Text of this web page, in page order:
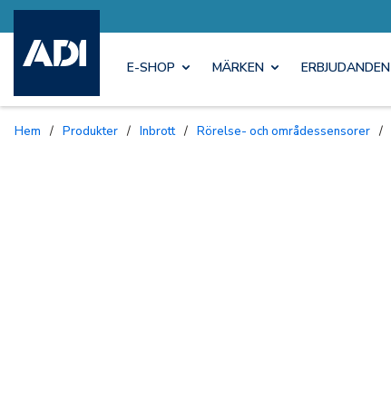
E-SHOP MÄRKEN ERBJUDANDEN
Hem / Produkter / Inbrott / Rörelse- och områdessensorer /